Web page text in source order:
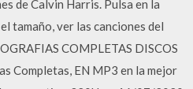
de Calvin Harris. Pulsa en la
tamaño, ver las canciones del
COMPLETAS DISCOS
Completas, EN MP3 en la mejor